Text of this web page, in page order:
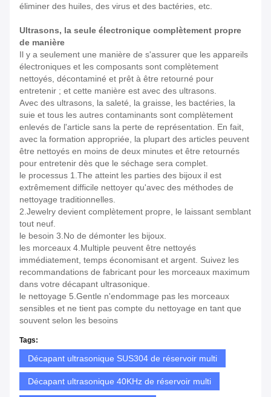
éliminer des huiles, des virus et des bactéries, etc.
Ultrasons, la seule électronique complètement propre
de manière
Il y a seulement une manière de s'assurer que les appareils
électroniques et les composants sont complètement
nettoyés, décontaminé et prêt à être retourné pour
entretenir ; et cette manière est avec des ultrasons.
Avec des ultrasons, la saleté, la graisse, les bactéries, la
suie et tous les autres contaminants sont complètement
enlevés de l'article sans la perte de représentation. En fait,
avec la formation appropriée, la plupart des articles peuvent
être nettoyés en moins de deux minutes et être retournés
pour entretenir dès que le séchage sera complet.
le processus 1.The atteint les parties des bijoux il est
extrêmement difficile nettoyer qu'avec des méthodes de
nettoyage traditionnelles.
2.Jewelry devient complètement propre, le laissant semblant
tout neuf.
le besoin 3.No de démonter les bijoux.
les morceaux 4.Multiple peuvent être nettoyés
immédiatement, temps économisant et argent. Suivez les
recommandations de fabricant pour les morceaux maximum
dans votre décapant ultrasonique.
le nettoyage 5.Gentle n'endommage pas les morceaux
sensibles et ne tient pas compte du nettoyage en tant que
souvent selon les besoins
Tags:
Décapant ultrasonique SUS304 de réservoir multi
Décapant ultrasonique 40KHz de réservoir multi